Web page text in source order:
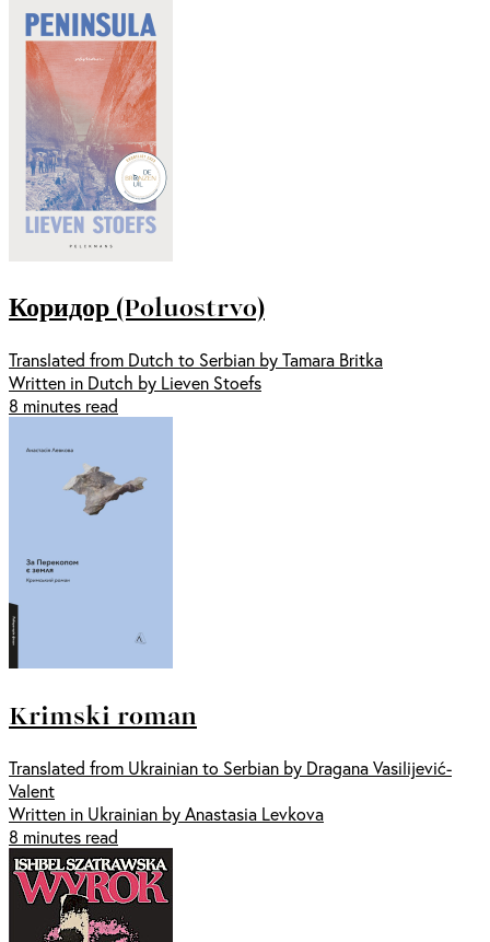
Коридор (Poluostrvo)
Translated from Dutch to Serbian by Tamara Britka
Written in Dutch by Lieven Stoefs
8 minutes read
Krimski roman
Translated from Ukrainian to Serbian by Dragana Vasilijević-
Valent
Written in Ukrainian by Anastasia Levkova
8 minutes read